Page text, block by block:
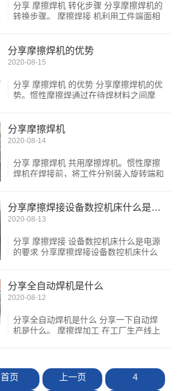
分享 摩擦焊机 转化步骤 分享摩擦焊机的
转换步骤。 摩擦焊接 机利用工件端面相
屑往往牢牢地粘在刀...
分享摩擦焊机的优势
2020-08-15
分享 摩擦焊机 的优势 分享摩擦焊机的优
势。惯性摩擦焊通过在待焊材料之间摩
摩擦焊一般装有飞轮，...
分享摩擦焊机
2020-08-14
分享 摩擦焊机 共用摩擦焊机。惯性摩擦
焊机在焊接前，将工件分别装入旋转端和
分离。 摩擦焊接 机利...
分享摩擦焊接设备数控机床什么是电源的
2020-08-13
分享 摩擦焊接 设备数控机床什么是电源
的要求 分享摩擦焊接设备数控机床什么
下材料发生塑性变形与...
分享全自动焊机是什么
2020-08-12
分享全自动焊机是什么 分享一下自动焊
机是什么。 摩擦焊加工 在工厂生产线上
首页 上一页 4